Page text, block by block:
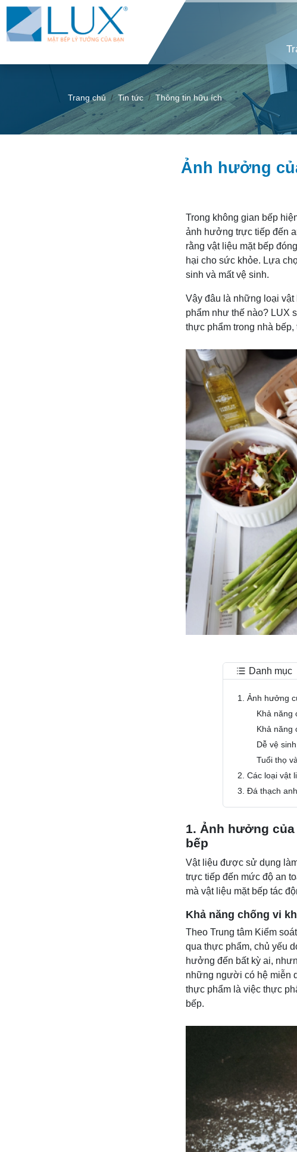
Trang chủ Tin tức Thông tin hữu ích
Ảnh hưởng
Trong không gian bếp
ảnh hưởng trực tiếp đến
rằng vật liệu mặt bếp
hại cho sức khỏe. Lựa
sinh và mất vệ sinh.
Vậy đâu là những loại
phẩm như thế nào? LUX
thực phẩm trong nhà
Danh mục
1. Ảnh hưởng
Khả năng
Khả năng
Dễ vệ
Tuổi thọ
2. Các loại vật
3. Đá thạch
1. Ảnh hưởng
bếp
Vật liệu được sử dụng
trực tiếp đến mức độ an
mà vật liệu mặt bếp tác
Khả năng chống vi
Theo Trung tâm Kiểm
qua thực phẩm, chủ yếu
hưởng đến bất kỳ ai,
những người có hệ miễn
thực phẩm là việc thực
bếp.